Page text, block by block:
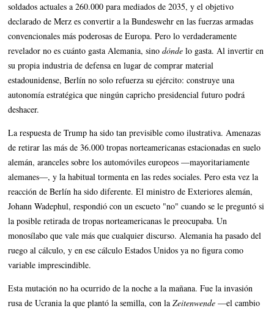
soldados actuales a 260.000 para mediados de 2035, y el objetivo
declarado de Merz es convertir a la Bundeswehr en las fuerzas armadas
convencionales más poderosas de Europa. Pero lo verdaderamente
revelador no es cuánto gasta Alemania, sinodónde lo gasta. Al invertir en
su propia industria de defensa en lugar de comprar material
estadounidense, Berlín no solo refuerza su ejército: construye una
autonomía estratégica que ningún capricho presidencial futuro podrá
deshacer.
La respuesta de Trump ha sido tan previsible como ilustrativa. Amenazas
de retirar las más de 36.000 tropas norteamericanas estacionadas en suelo
alemán, aranceles sobre los automóviles europeos —mayoritariamente
alemanes—, y la habitual tormenta en las redes sociales. Pero esta vez la
reacción de Berlín ha sido diferente. El ministro de Exteriores alemán,
Johann Wadephul, respondió con un escueto "no" cuando se le preguntó si
la posible retirada de tropas norteamericanas le preocupaba. Un
monosílabo que vale más que cualquier discurso. Alemania ha pasado del
ruego al cálculo, y en ese cálculo Estados Unidos ya no figura como
variable imprescindible.
Esta mutación no ha ocurrido de la noche a la mañana. Fue la invasión
rusa de Ucrania la que plantó la semilla, con laZeitenwende —el cambio